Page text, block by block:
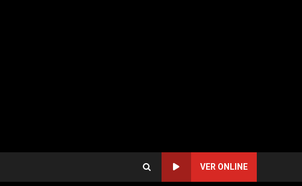
VER ONLINE